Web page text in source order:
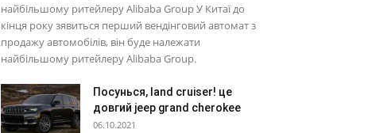
найбільшому ритейлеру Alibaba Group У Китаї до
кінця року зявиться перший вендінговий автомат з
продажу автомобілів, він буде належати
найбільшому ритейлеру Alibaba Group.
Посунься, land cruiser! це
довгий jeep grand cherokee
06.10.2021